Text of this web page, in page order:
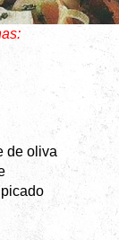
de oliva